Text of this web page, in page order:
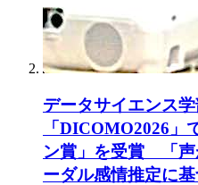
データサイエンス
「DICOMO2026」
ン賞」を受賞 「
ーダル感情推定に